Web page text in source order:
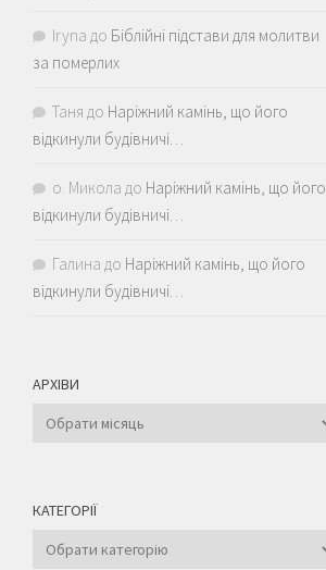
Iryna до Біблійні підстави для молитви
за померлих
Таня до Наріжний камінь, що його
відкинули будівничі…
о. Микола до Наріжний камінь, що його
відкинули будівничі…
Галина до Наріжний камінь, що його
відкинули будівничі…
АРХІВИ
Архіви
КАТЕГОРІЇ
Категорії